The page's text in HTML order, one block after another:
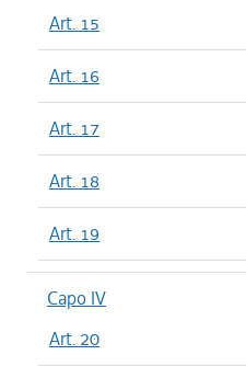
Art. 15
Art. 16
Art. 17
Art. 18
Art. 19
Capo IV
Art. 20